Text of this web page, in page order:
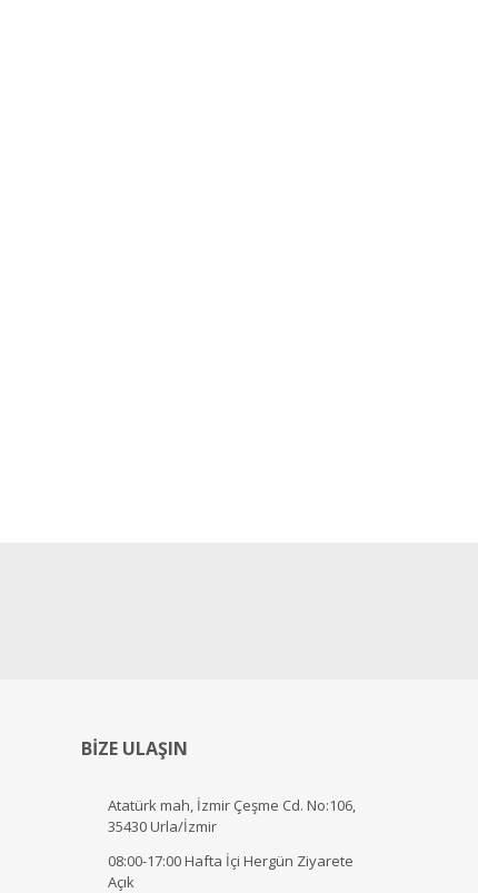
BİZE ULAŞIN
Atatürk mah, İzmir Çeşme Cd. No:106,
35430 Urla/İzmir
08:00-17:00 Hafta İçi Hergün Ziyarete
Açık